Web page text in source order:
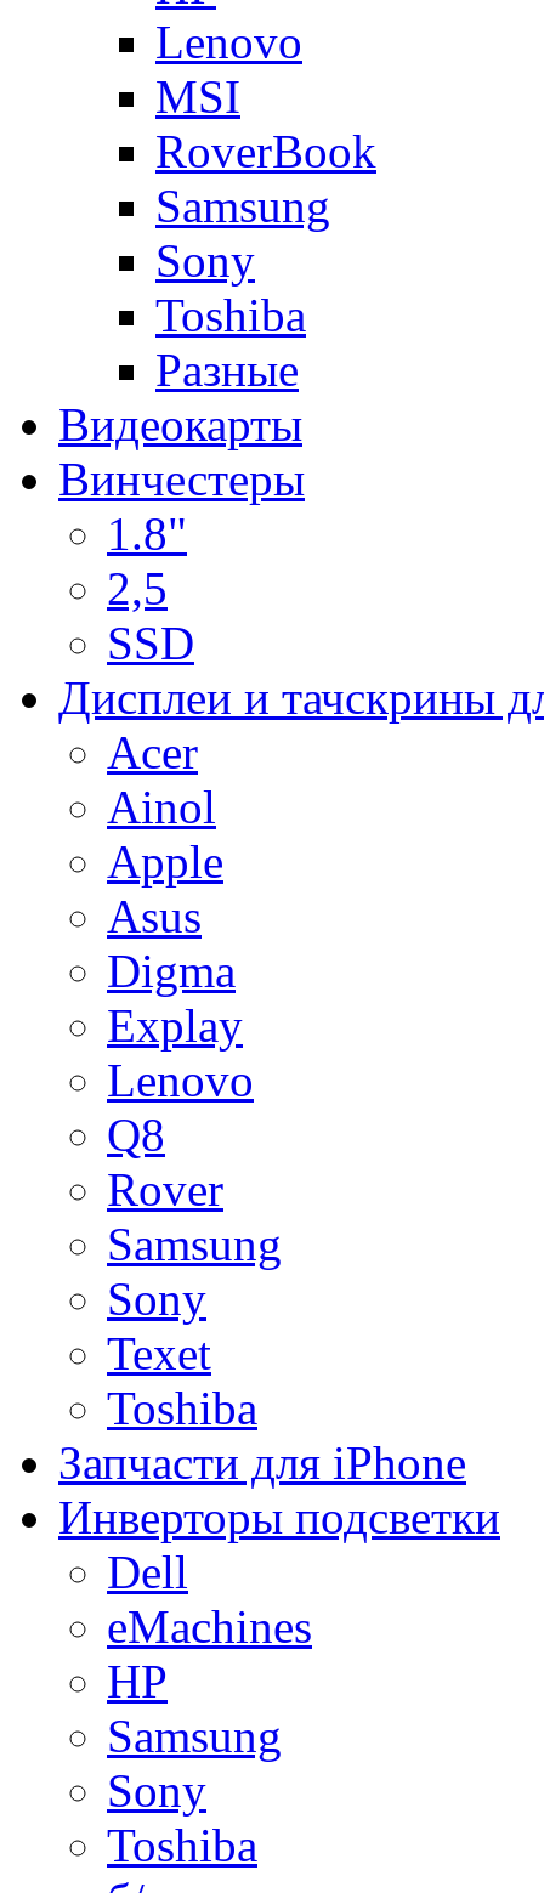
Lenovo
MSI
RoverBook
Samsung
Sony
Toshiba
Разные
Видеокарты
Винчестеры
1.8"
2,5
SSD
Дисплеи и тачскрины
Acer
Ainol
Apple
Asus
Digma
Explay
Lenovo
Q8
Rover
Samsung
Sony
Texet
Toshiba
Запчасти для iPhone
Инверторы подсветки
Dell
eMachines
HP
Samsung
Sony
Toshiba